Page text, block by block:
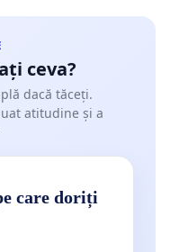
ceva?
dacă tăceți.
atitudine și a
care doriți